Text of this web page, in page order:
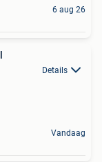
6 aug 26
Details
Vandaag